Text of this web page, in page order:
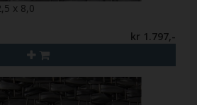
x 8,0
kr 1.797,-